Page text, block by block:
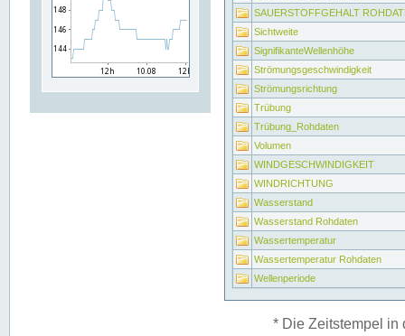
SAUERSTOFFGEHALT
Sichtweite
SignifikanteWellenhöhe
Strömungsgeschwindigkeit
Strömungsrichtung
Trübung
Trübung_Rohdaten
Volumen
WINDGESCHWINDIGKEIT
WINDRICHTUNG
Wasserstand
Wasserstand Rohdaten
Wassertemperatur
Wassertemperatur Rohdaten
Wellenperiode
* Die Zeitstempel in